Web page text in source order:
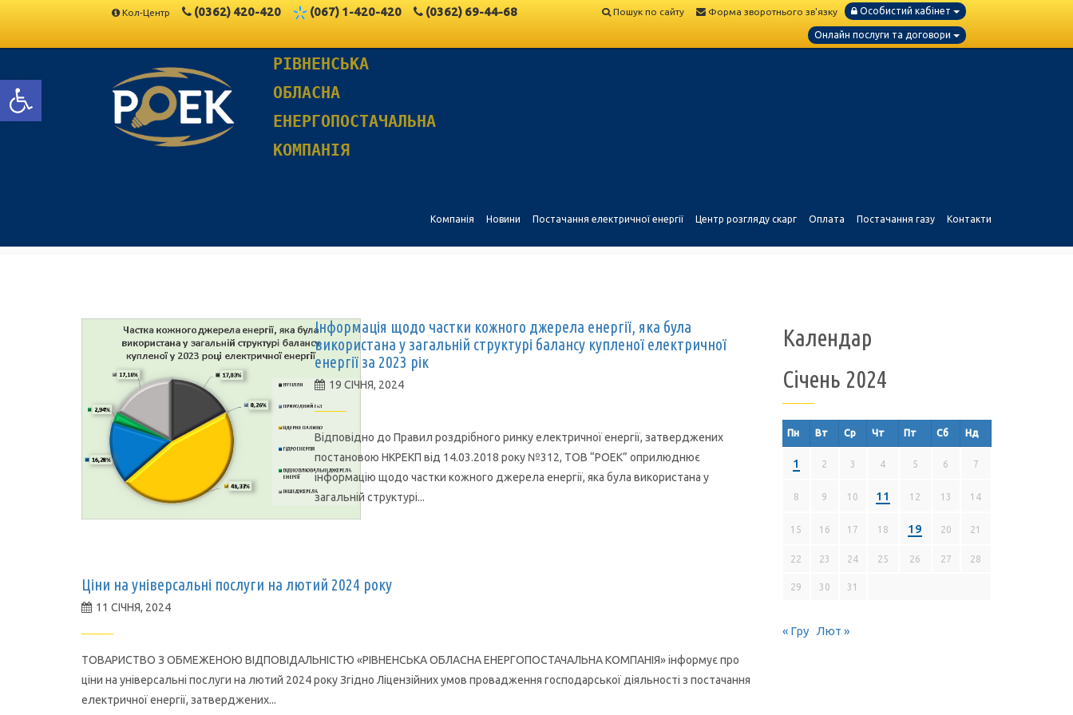
Відкрити Панель інструментів
Кол-Центр (0362) 420-420 (067) 1-420-420 (0362) 69-44-68 Пошук по сайту Форма зворотнього зв'язку Особистий кабінет
Онлайн послуги та договори
РІВНЕНСЬКА
ОБЛАСНА
ЕНЕРГОПОСТАЧАЛЬНА
КОМПАНІЯ
Компанія Новини Постачання електричної енергії Центр розгляду скарг Оплата Постачання газу Контакти
Інформація щодо частки кожного джерела енергії, яка була
використана у загальній структурі балансу купленої електричної
енергії за 2023 рік
19 СІЧНЯ, 2024
Відповідно до Правил роздрібного ринку електричної енергії, затверджених
постановою НКРЕКП від 14.03.2018 року №312, ТОВ “РОЕК” оприлюднює
інформацію щодо частки кожного джерела енергії, яка була використана у
загальній структурі...
Ціни на універсальні послуги на лютий 2024 року
11 СІЧНЯ, 2024
ТОВАРИСТВО З ОБМЕЖЕНОЮ ВІДПОВІДАЛЬНІСТЮ «РІВНЕНСЬКА ОБЛАСНА ЕНЕРГОПОСТАЧАЛЬНА КОМПАНІЯ» інформує про
ціни на універсальні послуги на лютий 2024 року Згідно Ліцензійних умов провадження господарської діяльності з постачання
електричної енергії, затверджених...
Календар
Січень 2024
Пн Вт Ср Чт Пт Сб Нд
1 2 3 4 5 6 7
8 9 10 11 12 13 14
15 16 17 18 19 20 21
22 23 24 25 26 27 28
29 30 31
« Гру Лют »